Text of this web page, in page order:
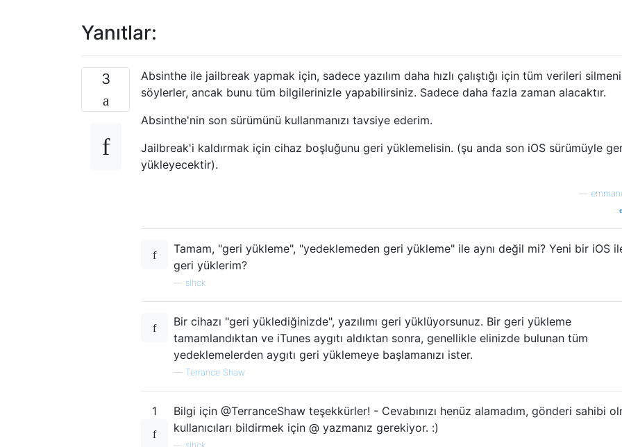
Yanıtlar:
3
Absinthe ile jailbreak yapmak için, sadece yazılım daha hızlı çalıştığı için tüm verileri
söylerler, ancak bunu tüm bilgilerinizle yapabilirsiniz. Sadece daha fazla zaman alacaktır.
Absinthe'nin son sürümünü kullanmanızı tavsiye ederim.
Jailbreak'i kaldırmak için cihaz boşluğunu geri yüklemelisin. (şu anda son iOS sürümüyle
yükleyecektir).
Tamam, "geri yükleme", "yedeklemeden geri yükleme" ile aynı değil mi? Yeni bir iOS
geri yüklerim?
slhck
Bir cihazı "geri yüklediğinizde", yazılımı geri yüklüyorsunuz. Bir geri yükleme
tamamlandıktan ve iTunes aygıtı aldıktan sonra, genellikle elinizde bulunan tüm
yedeklemelerden aygıtı geri yüklemeye başlamanızı ister.
— Terrance Shaw
1
Bilgi için @TerranceShaw teşekkürler! - Cevabınızı henüz alamadım, gönderi sahibi
kullanıcıları bildirmek için @ yazmanız gerekiyor. :)